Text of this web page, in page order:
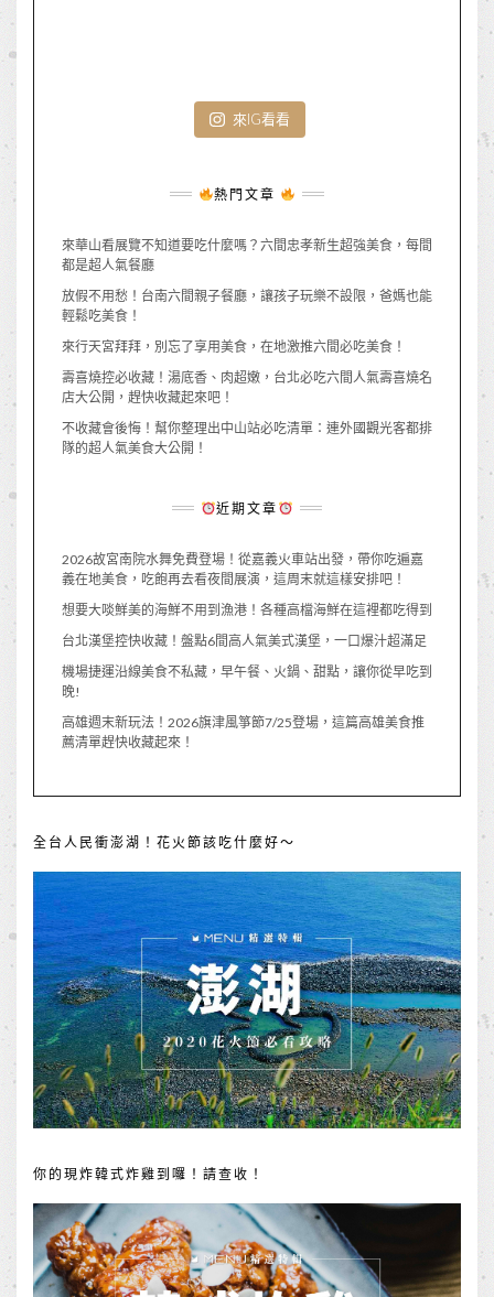
來IG看看
熱門文章
來華山看展覽不知道要吃什麼嗎？六間忠孝新生超強美食，每間
都是超人氣餐廳
放假不用愁！台南六間親子餐廳，讓孩子玩樂不設限，爸媽也能
輕鬆吃美食！
來行天宮拜拜，別忘了享用美食，在地激推六間必吃美食！
壽喜燒控必收藏！湯底香、肉超嫩，台北必吃六間人氣壽喜燒名
店大公開，趕快收藏起來吧！
不收藏會後悔！幫你整理出中山站必吃清單：連外國觀光客都排
隊的超人氣美食大公開！
近期文章
2026故宮南院水舞免費登場！從嘉義火車站出發，帶你吃遍嘉
義在地美食，吃飽再去看夜間展演，這周末就這樣安排吧！
想要大啖鮮美的海鮮不用到漁港！各種高檔海鮮在這裡都吃得到
台北漢堡控快收藏！盤點6間高人氣美式漢堡，一口爆汁超滿足
機場捷運沿線美食不私藏，早午餐、火鍋、甜點，讓你從早吃到
晚!
高雄週末新玩法！2026旗津風箏節7/25登場，這篇高雄美食推
薦清單趕快收藏起來！
全台人民衝澎湖！花火節該吃什麼好～
你的現炸韓式炸雞到囉！請查收！